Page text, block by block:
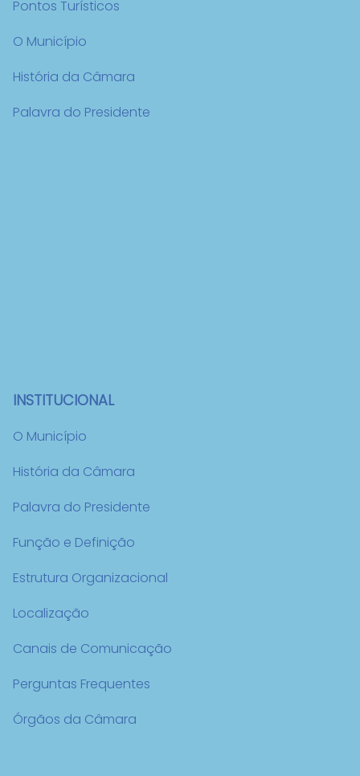
Pontos Turísticos
O Município
História da Câmara
Palavra do Presidente
INSTITUCIONAL
O Município
História da Câmara
Palavra do Presidente
Função e Definição
Estrutura Organizacional
Localização
Canais de Comunicação
Perguntas Frequentes
Órgãos da Câmara